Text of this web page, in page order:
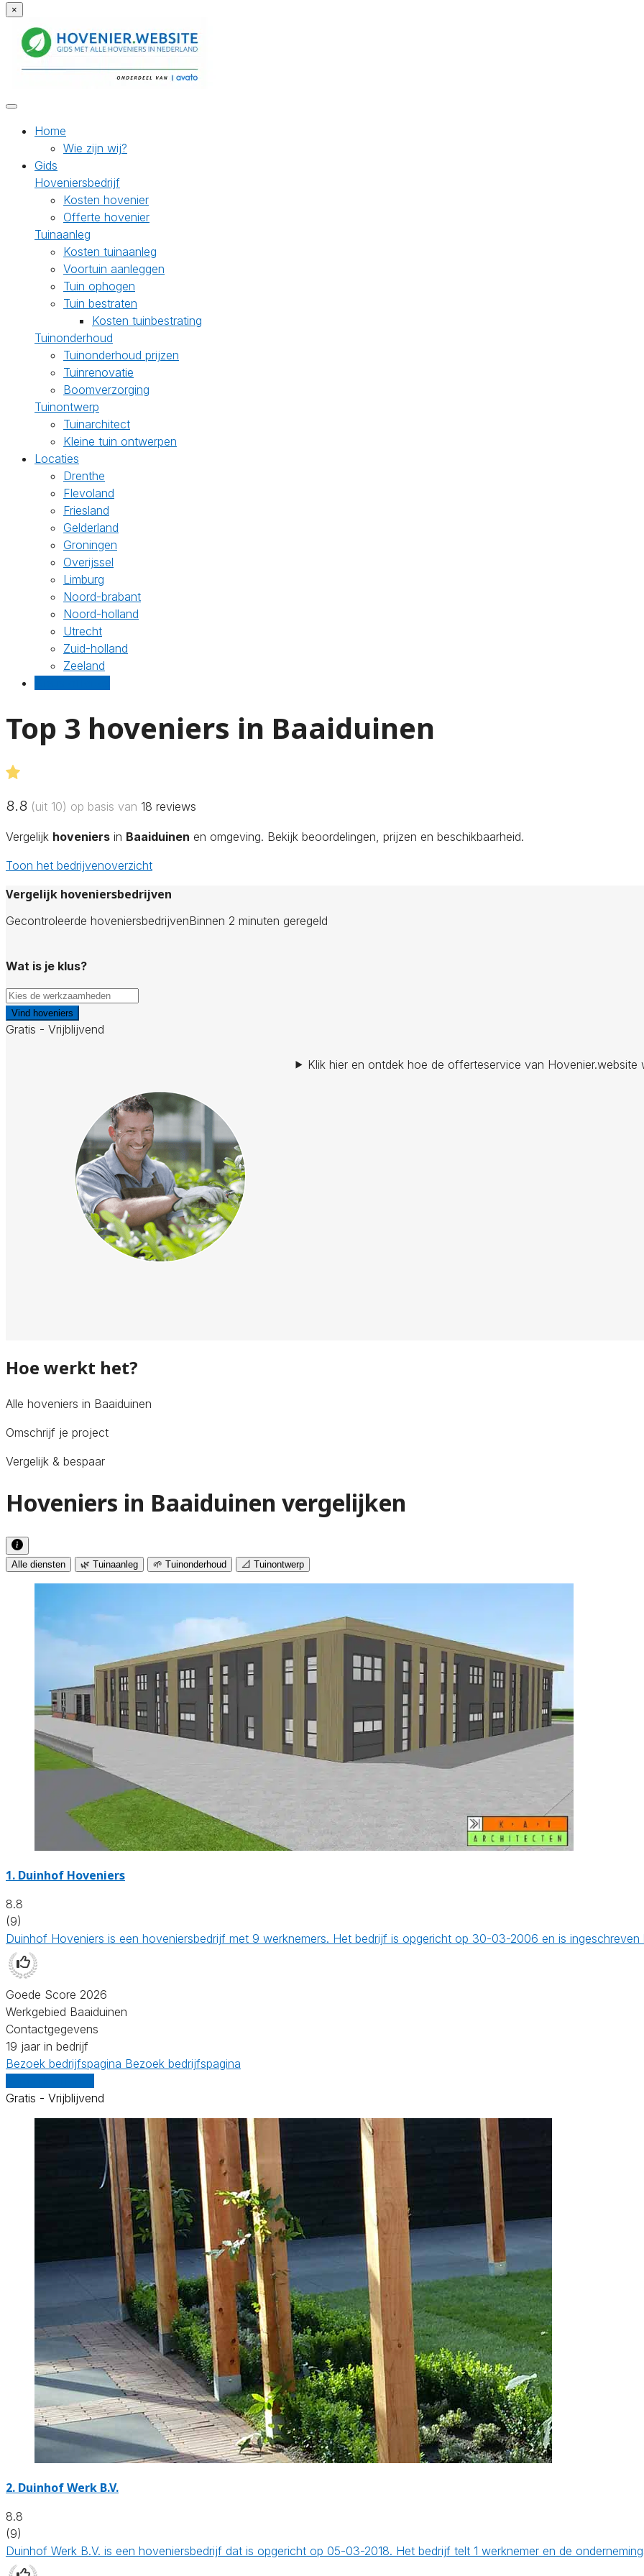
×
Home
Wie zijn wij?
Gids
Hoveniersbedrijf
Kosten hovenier
Offerte hovenier
Tuinaanleg
Kosten tuinaanleg
Voortuin aanleggen
Tuin ophogen
Tuin bestraten
Kosten tuinbestrating
Tuinonderhoud
Tuinonderhoud prijzen
Tuinrenovatie
Boomverzorging
Tuinontwerp
Tuinarchitect
Kleine tuin ontwerpen
Locaties
Drenthe
Flevoland
Friesland
Gelderland
Groningen
Overijssel
Limburg
Noord-brabant
Noord-holland
Utrecht
Zuid-holland
Zeeland
Top 3 hoveniers in Baaiduinen
8.8 (uit 10) op basis van 18 reviews
Vergelijk hoveniers in Baaiduinen en omgeving. Bekijk beoordelingen, prijzen en beschikbaarheid.
Toon het bedrijvenoverzicht
Vergelijk hoveniersbedrijven
Gecontroleerde hoveniersbedrijvenBinnen 2 minuten geregeld
Wat is je klus?
Vind hoveniers
Gratis - Vrijblijvend
Klik hier en ontdek hoe de offerteservice van Hovenier.website
Hoe werkt het?
Alle hoveniers in Baaiduinen
Omschrijf je project
Vergelijk & bespaar
Hoveniers in Baaiduinen vergelijken
Alle diensten 🌿 Tuinaanleg 🌱 Tuinonderhoud 📐 Tuinontwerp
1. Duinhof Hoveniers
8.8
(9)
Duinhof Hoveniers is een hoveniersbedrijf met 9 werknemers. Het bedrijf is opgericht op 30-03-2006 en is ingeschreven
Goede Score 2026
Werkgebied Baaiduinen
Contactgegevens
19 jaar in bedrijf
Bezoek bedrijfspagina Bezoek bedrijfspagina
Gratis - Vrijblijvend
2. Duinhof Werk B.V.
8.8
(9)
Duinhof Werk B.V. is een hoveniersbedrijf dat is opgericht op 05-03-2018. Het bedrijf telt 1 werknemer en de